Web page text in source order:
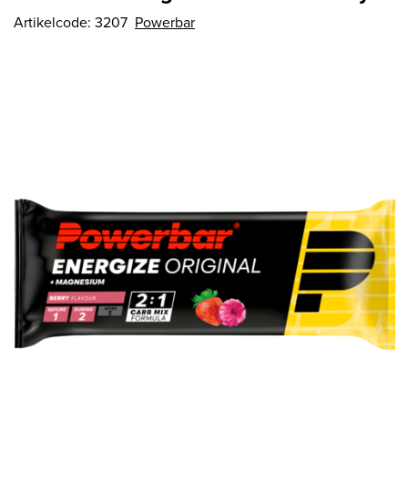
Artikelcode: 3207 Powerbar